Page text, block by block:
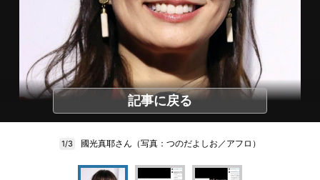
記事に戻る
1/3 國光真耶さん（写真：つのだよしお／アフロ）